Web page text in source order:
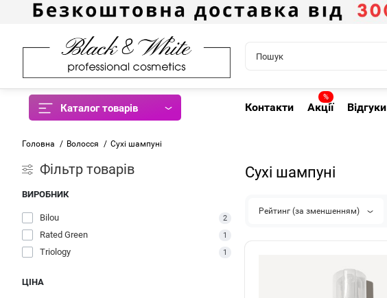
Каталог товарів Контакти
%
Акції Відгуки
Головна Волосся Сухі шампуні
Фiльтр товарів
ВИРОБНИК
Bilou 2
Rated Green 1
Triology 1
ЦІНА
Сухі шампуні
Рейтинг (за зменшенням)